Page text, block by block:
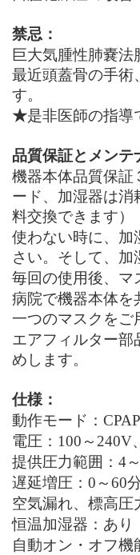
禁忌：
巨大気腫性肺嚢法
最近頭蓋骨の手術
す。
★是非医師の指導
品質保証とメンテ
機器本体品質保証
ード、加湿器は消
料交換できます）
使わない時に、加
さい。そして、加
毎回の使用後、マ
病院で機器本体を
一つのマスクをご
エアフィルター部
めします。
仕様：
動作モード： CPAP
電圧：100～240V、
提供圧力範囲：4
遅延増圧：0～60
空気漏れ、標高圧
恒温加湿器：あり
自動オン・オフ機